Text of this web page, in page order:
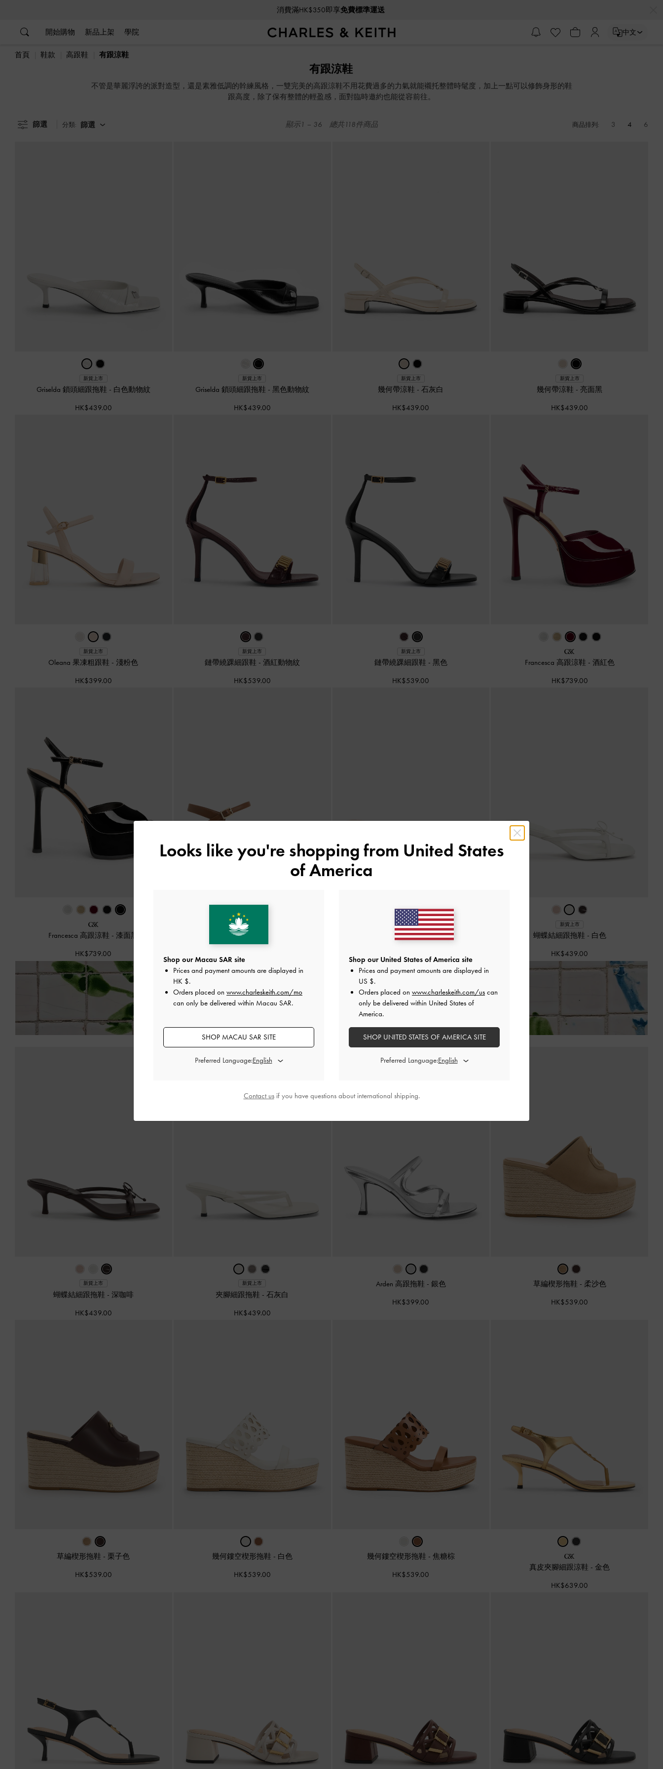
消費滿HK$350即享免費標準運送
開始購物 新品上架 學院 中文
首頁 鞋款 高跟鞋 有跟涼鞋
有跟涼鞋
不管是華麗浮誇的派對造型，還是素雅低調的幹練風格，一雙完美的高跟涼鞋不用花費過多的力氣就能襯托整體時髦度，加上一點可以修飾身形的鞋
跟高度，除了保有整體的輕盈感，面對臨時邀約也能從容前往。
篩選 分類: 篩選 顯示1 – 36 總共118件商品 商品排列: 3 4 6
新貨上市
Griselda 鎖頭細跟拖鞋 - 白色動物紋
HK$439.00
新貨上市
Griselda 鎖頭細跟拖鞋 - 黑色動物紋
HK$439.00
新貨上市
幾何帶涼鞋 -石灰白
HK$439.00
新貨上市
幾何帶涼鞋 - 亮面黑
HK$439.00
新貨上市
Oleana 果凍粗跟鞋 - 淺粉色
HK$399.00
新貨上市
鏈帶繞踝細跟鞋 - 酒紅動物紋
HK$539.00
新貨上市
鏈帶繞踝細跟鞋 - 黑色
HK$539.00
Francesca 高跟涼鞋 - 酒紅色
HK$739.00
Francesca 高跟涼鞋 -漆面黑
HK$739.00
新貨上市
簡約粗跟涼鞋
新貨上市
蝴蝶結細跟拖鞋-膚色
新貨上市
蝴蝶結細跟拖鞋 - 白色
HK$439.00
訂單滿HK$350即享免費標準運送 （適用30天內免費退貨政策）
新貨上市
蝴蝶結細跟拖鞋 - 深咖啡
HK$439.00
新貨上市
夾腳細跟拖鞋 -石灰白
HK$439.00
Arden 高跟拖鞋 - 銀色
HK$399.00
草編楔形拖鞋 - 柔沙色
HK$539.00
草編楔形拖鞋 - 栗子色
HK$539.00
幾何鏤空楔形拖鞋 - 白色
HK$539.00
幾何鏤空楔形拖鞋 - 焦糖棕
HK$539.00
真皮夾腳細跟涼鞋 -金色
HK$639.00
Looks like you're shopping from United States
of America
Shop our Macau SAR site
Prices and payment amounts are displayed in
HK $.
Orders placed on www.charleskeith.com/mo
can only be delivered within Macau SAR.
SHOP MACAU SAR SITE
Preferred Language:
Shop our United States of America site
Prices and payment amounts are displayed in
US $.
Orders placed on www.charleskeith.com/us can
only be delivered within United States of
America.
SHOP UNITED STATES OF AMERICA SITE
Preferred Language:
Contact usif you have questions about international shipping.